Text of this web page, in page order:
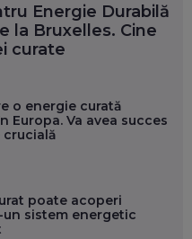
Energie Durabilă
la Bruxelles. Cine
curate
o energie curată
Europa. Va avea succes
poate acoperi
sistem energetic